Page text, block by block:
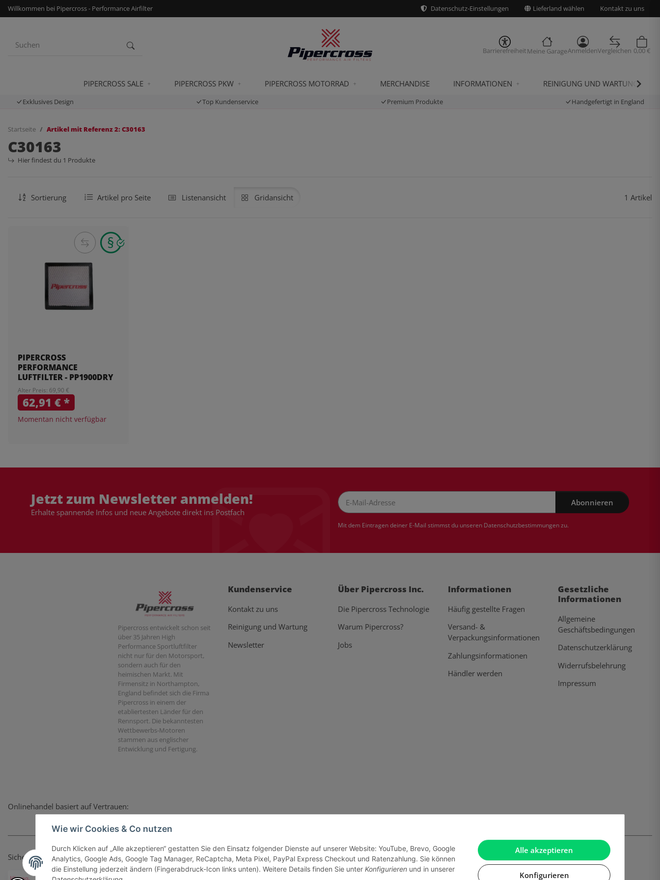
Alle akzeptieren
Konfigurieren
Wie wir Cookies & Co nutzen
Durch Klicken auf „Alle akzeptieren“ gestatten Sie den Einsatz folgender Dienste auf unserer Website: YouTube, Brevo, Google
Analytics, Google Ads, Google Tag Manager, ReCaptcha, Meta Pixel, PayPal Express Checkout und Ratenzahlung. Sie können
die Einstellung jederzeit ändern (Fingerabdruck-Icon links unten). Weitere Details finden Sie unter Konfigurieren und in unserer
Willkommen bei Pipercross - Performance Airfilter Datenschutz-Einstellungen Lieferland wählen Kontakt zu uns
BarrierefreiheitMeine GarageAnmeldenVergleichen 0,00 €
PIPERCROSS SALE PIPERCROSS PKW PIPERCROSS MOTORRAD MERCHANDISE INFORMATIONEN REINIGUNG UND WARTUNG
Exklusives Design Top Kundenservice Premium Produkte Handgefertigt in England
Startseite Artikel mit Referenz 2: C30163
C30163
Hier findest du 1 Produkte
Sortierung Artikel pro Seite Listenansicht Gridansicht 1 Artikel
PIPERCROSS
PERFORMANCE
LUFTFILTER - PP1900DRY
Alter Preis: 69,90 €
62,91 €*
Momentan nicht verfügbar
Jetzt zum Newsletter anmelden!
Erhalte spannende Infos und neue Angebote direkt ins Postfach
Abonnieren
Mit dem Eintragen deiner E-Mail stimmst du unseren Datenschutzbestimmungenzu.
Pipercross entwickelt schon seit
über 35 Jahren High
Performance Sportluftfilter
nicht nur für den Motorsport,
sondern auch für den
heimischen Markt. Mit
Firmensitz in Northampton,
England befindet sich die Firma
Pipercross in einem der
etabliertesten Länder für den
Rennsport. Die bekanntesten
Wettbewerbs-Motoren
stammen aus englischer
Entwicklung und Fertigung.
Kundenservice
Kontakt zu uns
Reinigung und Wartung
Newsletter
Über Pipercross Inc.
Die Pipercross Technologie
Warum Pipercross?
Jobs
Informationen
Häufig gestellte Fragen
Versand- &
Verpackungsinformationen
Zahlungsinformationen
Händler werden
Gesetzliche
Informationen
Allgemeine
Geschäftsbedingungen
Datenschutzerklärung
Widerrufsbelehrung
Impressum
Onlinehandel basiert auf Vertrauen:
Sicher bezahlen via: